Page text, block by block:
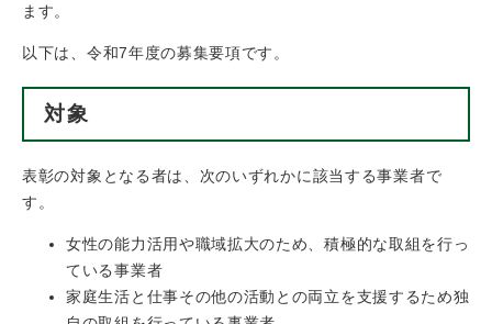
ます。
以下は、令和7年度の募集要項です。
対象
表彰の対象となる者は、次のいずれかに該当する事業者で
す。
女性の能力活用や職域拡大のため、積極的な取組を行っ
ている事業者
家庭生活と仕事その他の活動との両立を支援するため独